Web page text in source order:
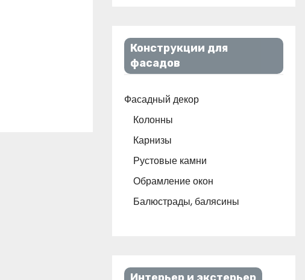
Конструкции для
фасадов
Фасадный декор
Колонны
Карнизы
Рустовые камни
Обрамление окон
Балюстрады, балясины